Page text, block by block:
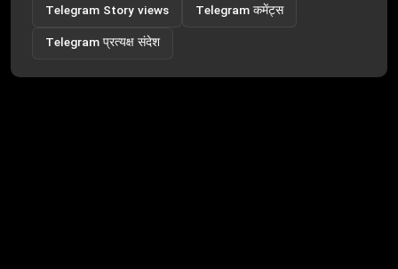
Telegram Story views
Telegram कमेंट्स
Telegram प्रत्यक्ष संदेश